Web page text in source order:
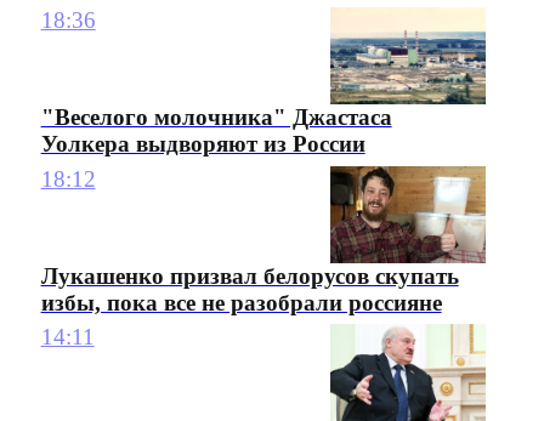
18:36
"Веселого молочника" Джастаса
Уолкера выдворяют из России
18:12
Лукашенко призвал белорусов скупать
избы, пока все не разобрали россияне
14:11